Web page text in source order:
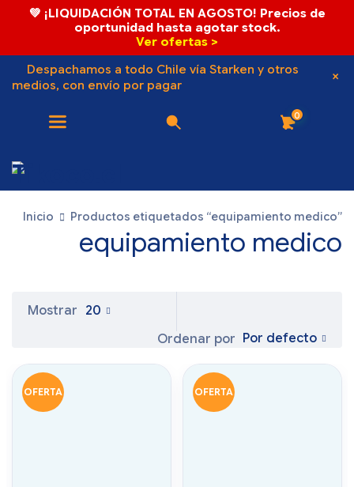
💚 ¡LIQUIDACIÓN TOTAL EN AGOSTO! Precios de
oportunidad hasta agotar stock.
Ver ofertas >
Despachamos a todo Chile vía Starken y otros
medios, con envío por pagar
0
Inicio Productos etiquetados “equipamiento medico”
equipamiento medico
Ordenar por Por defecto
Mostrar 20
OFERTA OFERTA